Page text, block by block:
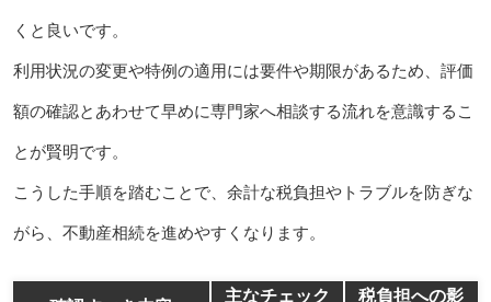
くと良いです。
利用状況の変更や特例の適用には要件や期限があるため、評価
額の確認とあわせて早めに専門家へ相談する流れを意識するこ
とが賢明です。
こうした手順を踏むことで、余計な税負担やトラブルを防ぎな
がら、不動産相続を進めやすくなります。
主なチェック
税負担への影